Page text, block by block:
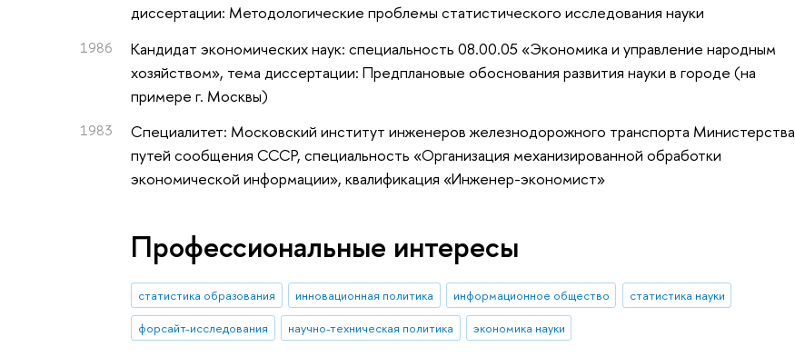
диссертации: Методологические проблемы статистического исследования науки
1986
Кандидат экономических наук: специальность 08.00.05 «Экономика и управление народным
хозяйством», тема диссертации: Предплановые обоснования развития науки в городе (на
примере г. Москвы)
1983
Специалитет: Московский институт инженеров железнодорожного транспорта Министерства
путей сообщения СССР, специальность «Организация механизированной обработки
экономической информации», квалификация «Инженер-экономист»
Профессиональные интересы
статистика образования инновационная политика информационное общество
статистика науки
форсайт-исследования
научно-техническая политика экономика науки